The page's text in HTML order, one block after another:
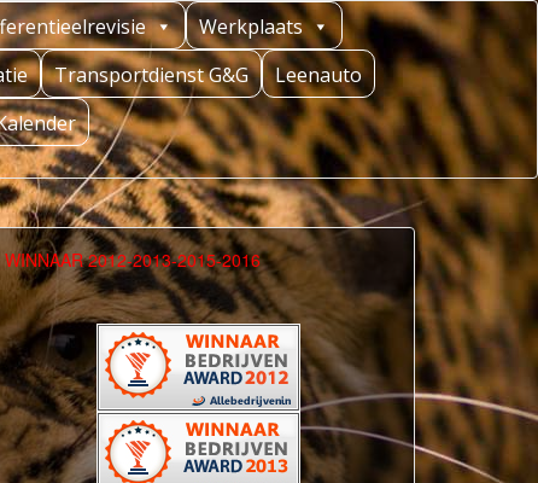
Werkplaats
Transportdienst G&G
Leenauto
WINNAAR 2012-2013-2015-2016